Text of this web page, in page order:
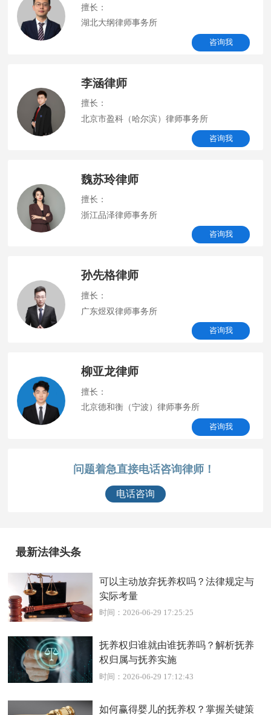
擅长：
湖北大纲律师事务所
咨询我
李涵律师
擅长：
北京市盈科（哈尔滨）律师事务所
咨询我
魏苏玲律师
擅长：
浙江品泽律师事务所
咨询我
孙先格律师
擅长：
广东煜双律师事务所
咨询我
柳亚龙律师
擅长：
北京德和衡（宁波）律师事务所
咨询我
问题着急直接电话咨询律师！
电话咨询
最新法律头条
可以主动放弃抚养权吗？法律规定与
实际考量
时间：2026-06-29 17:25:25
抚养权归谁就由谁抚养吗？解析抚养
权归属与抚养实施
时间：2026-06-29 17:12:43
如何赢得婴儿的抚养权？掌握关键策